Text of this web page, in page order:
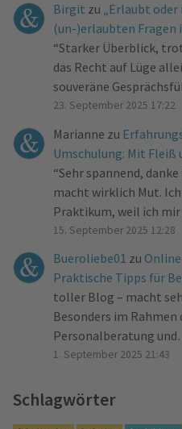
Birgit zu „Erlaubt
(un-)erlaubten Fragen
“Starker Überblick,
das Recht auf Lüge
souveräne
23. September 2025 17:22
Marianne zu
Umschulung: Mit Fleiß
“Sehr spannend,
macht wirklich Mut.
Praktikum, weil ich mir
15. September 2025 12:28
Bueroliebe01 zu
Praktische Tipps für
toller Blog – macht
Besonders im Rahmen
Personalberatung
1. September 2025 21:43
Schlagwörter